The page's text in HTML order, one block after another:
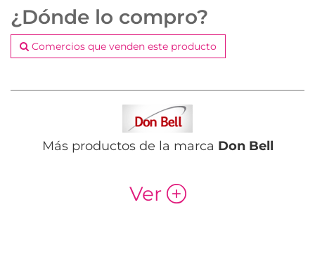
¿Dónde lo compro?
Comercios que venden este producto
Más productos de la marca Don Bell
Ver p